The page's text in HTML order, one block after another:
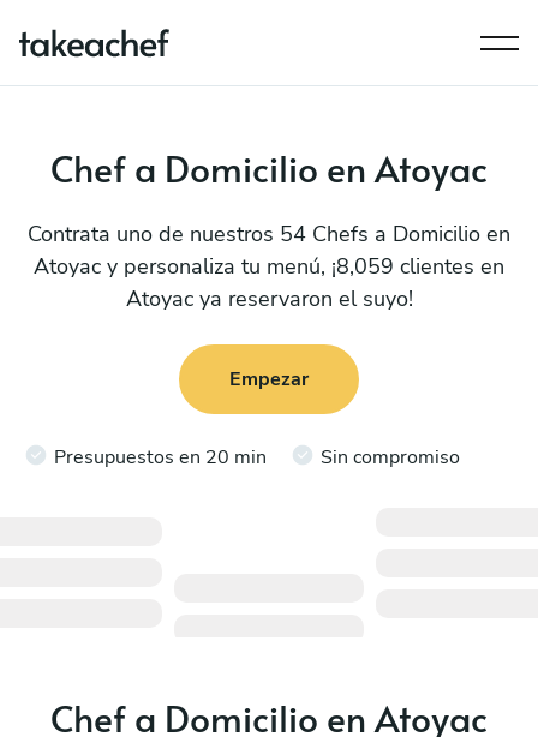
Chef a Domicilio en Atoyac
Contrata uno de nuestros 54 Chefs a Domicilio en
Atoyac y personaliza tu menú, ¡8,059 clientes en
Atoyac ya reservaron el suyo!
Empezar
Presupuestos en 20 min Sin compromiso
Chef a Domicilio en Atoyac